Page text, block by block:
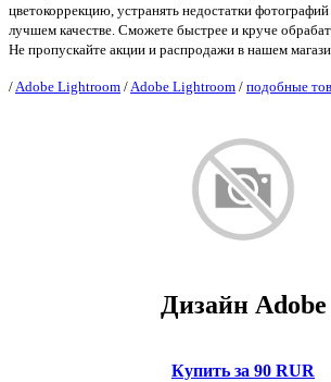
цветокоррекцию, устранять недостатки
лучшем качестве. Сможете быстрее и круче
Не пропускайте акции и распродажи в нашем
/ Adobe Lightroom / Adobe Lightroom / подобные
Дизайн Adobe
Купить за 90 RUR